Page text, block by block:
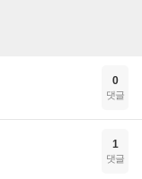
0
댓글
1
댓글